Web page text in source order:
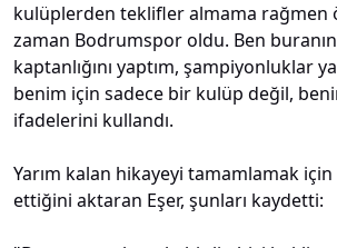
kulüplerden teklifler almama rağmen
zaman Bodrumspor oldu. Ben
kaptanlığını yaptım, şampiyonluklar
benim için sadece bir kulüp değil,
ifadelerini kullandı.
Yarım kalan hikayeyi tamamlamak
ettiğini aktaran Eşer, şunları kaydetti: